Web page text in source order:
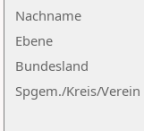
Nachname
Ebene
Bundesland
Spgem./Kreis/Verein